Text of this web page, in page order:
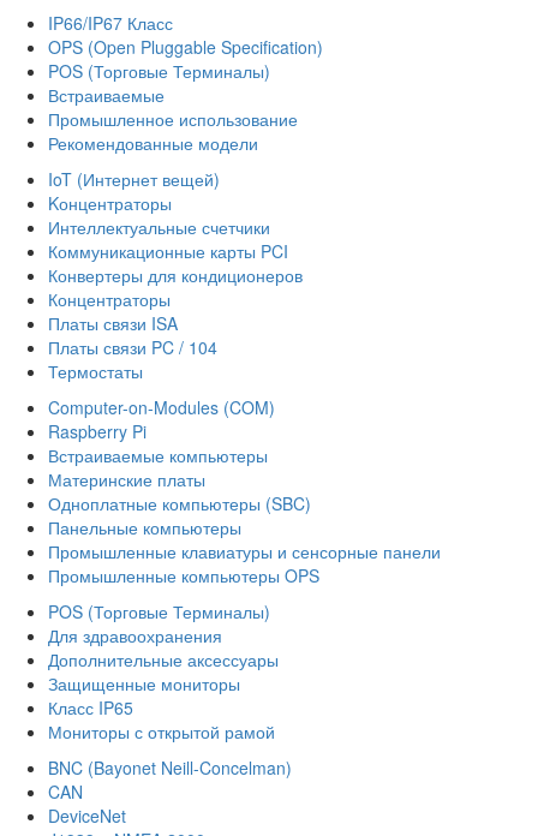
IP66/IP67 Класс
OPS (Open Pluggable Specification)
POS (Торговые Терминалы)
Встраиваемые
Промышленное использование
Рекомендованные модели
IoT (Интернет вещей)
Kонцентраторы
Интеллектуальные счетчики
Коммуникационные карты PCI
Конвертеры для кондиционеров
Концентраторы
Платы связи ISA
Платы связи PC / 104
Термостаты
Computer-on-Modules (COM)
Raspberry Pi
Встраиваемые компьютеры
Материнские платы
Одноплатные компьютеры (SBC)
Панельные компьютеры
Промышленные клавиатуры и сенсорные панели
Промышленные компьютеры OPS
POS (Торговые Терминалы)
Для здравоохранения
Дополнительные аксессуары
Защищенные мониторы
Класс IP65
Мониторы с открытой рамой
BNC (Bayonet Neill-Concelman)
CAN
DeviceNet